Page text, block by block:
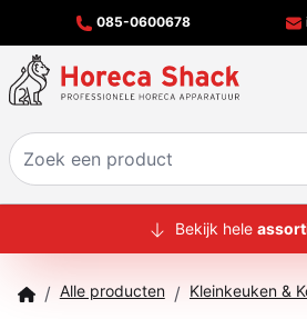
085-0600678
HOME
Bekijk hele
/ Alle producten /